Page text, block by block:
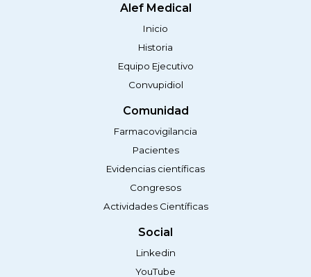
Alef Medical
Inicio
Historia
Equipo Ejecutivo
Convupidiol
Comunidad
Farmacovigilancia
Pacientes
Evidencias científicas
Congresos
Actividades Científicas
Social
Linkedin
YouTube